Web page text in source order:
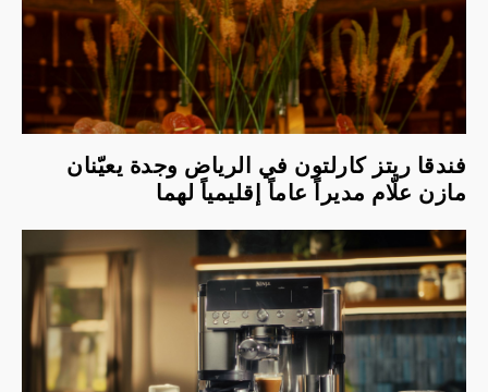
فندقا ريتز كارلتون في الرياض وجدة يعيّنان
مازن علّام مديراً عاماً إقليمياً لهما